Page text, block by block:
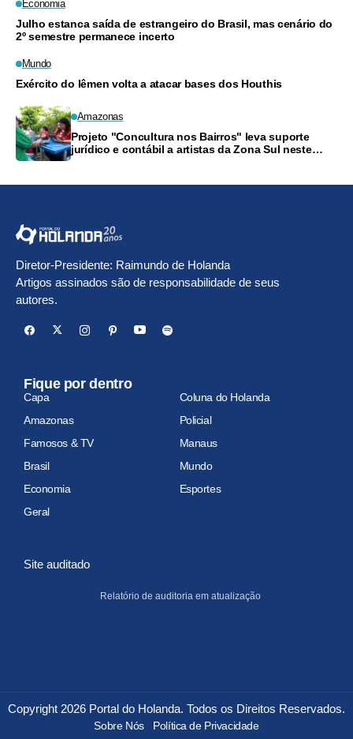
Economia
Julho estanca saída de estrangeiro do Brasil, mas cenário do
2º semestre permanece incerto
Mundo
Exército do Iêmen volta a atacar bases dos Houthis
Amazonas
Projeto "Concultura nos Bairros" leva suporte
jurídico e contábil a artistas da Zona Sul neste
Diretor-Presidente: Raimundo de Holanda
Artigos assinados são de responsabilidade de seus
autores.
Fique por dentro
Capa
Coluna do Holanda
Amazonas
Policial
Famosos & TV
Manaus
Brasil
Mundo
Economia
Esportes
Geral
Site auditado
Relatório de auditoria em atualização
Copyright 2026 Portal do Holanda. Todos os Direitos Reservados.
Sobre Nós Política de Privacidade